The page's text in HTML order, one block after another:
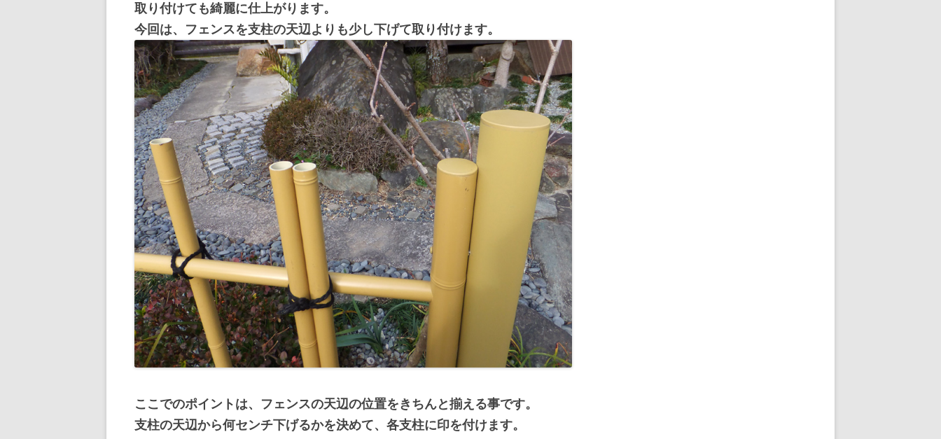
取り付けても綺麗に仕上がります。
今回は、フェンスを支柱の天辺よりも少し下げて取り付けます。
ここでのポイントは、フェンスの天辺の位置をきちんと揃える事です。
支柱の天辺から何センチ下げるかを決めて、各支柱に印を付けます。